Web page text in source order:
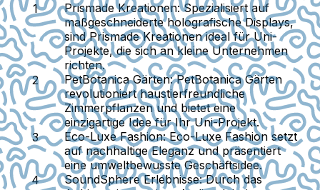
Prismade Kreationen: Spezialisiert auf
maßgeschneiderte holografische Displays,
sind Prismade Kreationen ideal für Uni-
Projekte, die sich an kleine Unternehmen
richten.
PetBotanica Gärten: PetBotanica Gärten
revolutioniert haustierfreundliche
Zimmerpflanzen und bietet eine
einzigartige Idee für Ihr Uni-Projekt.
Eco-Luxe Fashion: Eco-Luxe Fashion setzt
auf nachhaltige Eleganz und präsentiert
eine umweltbewusste Geschäftsidee.
SoundSphere Erlebnisse: Durch das